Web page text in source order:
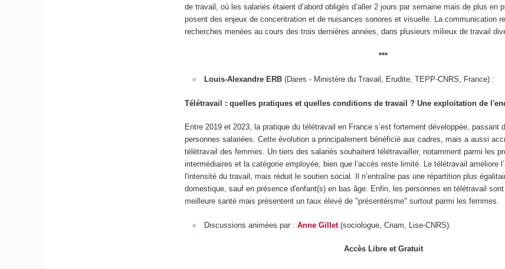
de travail, où les salariés étaient d’abord obligés d’aller 2 jours par semaine mais de plus en
posent des enjeux de concentration et de nuisances sonores et visuelle. La communication
recherches menées au cours des trois dernières années, dans plusieurs milieux de travail
***
Louis-Alexandre ERB(Dares - Ministère du Travail, Erudite, TEPP-CNRS, France) :
Télétravail : quelles pratiques et quelles conditions de travail ? Une exploitation de
Entre 2019 et 2023, la pratique du télétravail en France s’est fortement développée, passant
personnes salariées. Cette évolution a principalement bénéficié aux cadres, mais a aussi
télétravail des femmes. Un tiers des salariés souhaitent télétravailler, notamment parmi les
intermédiaires et la catégorie employée, bien que l’accès reste limité. Le télétravail améliore
l'intensité du travail, mais réduit le soutien social. Il n’entraîne pas une répartition plus
domestique, sauf en présence d'enfant(s) en bas âge. Enfin, les personnes en télétravail
meilleure santé mais présentent un taux élevé de "présentéisme" surtout parmi les femmes.
Discussions animées par : Anne Gillet(sociologue, Cnam, Lise-CNRS).
Accès Libre et Gratuit